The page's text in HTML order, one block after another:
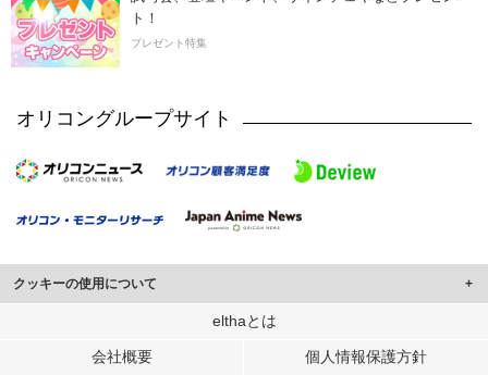
ト！
プレゼント特集
オリコングループサイト
クッキーの使用について
このサイトでは Cookie を使用して、ユーザーに合わせたコンテンツや広告の
行っています。
elthaとは
会社概要 個人情報保護方針